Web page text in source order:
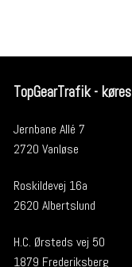
TopGearTrafik -
Jernbane Allé 7
2720 Vanløse
Roskildevej 16a
2620 Albertslund
H.C. Ørsteds vej 50
1879 Frederiksberg